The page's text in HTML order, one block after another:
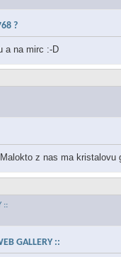
?
a na mirc :-D
z nas ma kristalovu
::
GALLERY ::